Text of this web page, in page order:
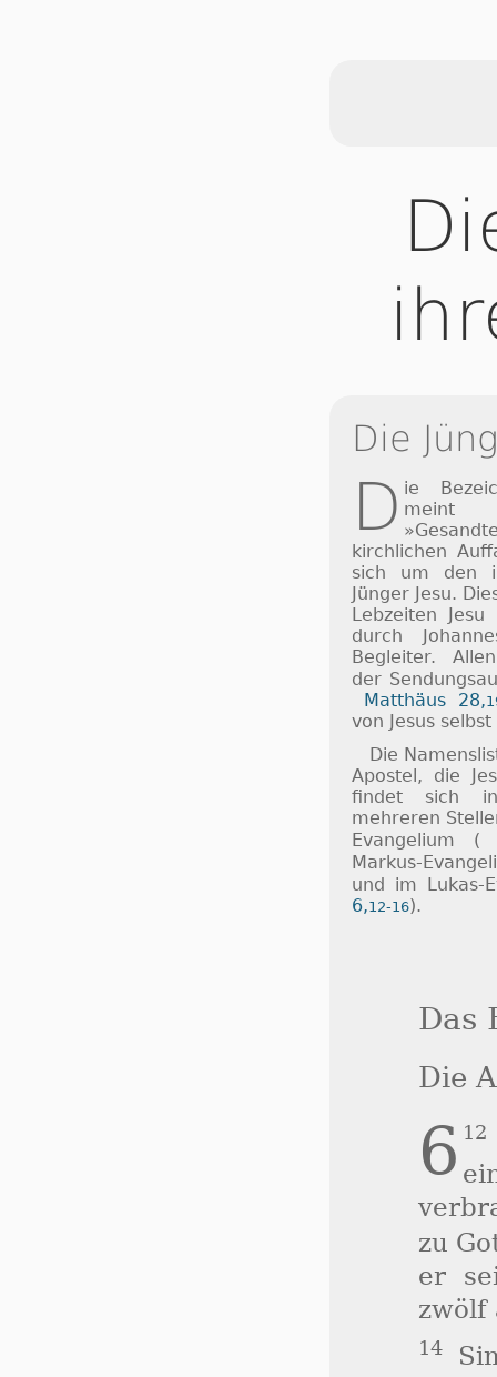
Die
D ie
meint
kirchlichen
sich um den
Jünger Jesu.
Lebzeiten
durch
Begleiter.
der
Matthäus 28,
von Jesus
Die
Apostel, die
findet sich
mehreren
Evangelium (
Markus-
und im Lukas-
6,12-16).
Das
Die
6 12
zu
er
zwölf
14